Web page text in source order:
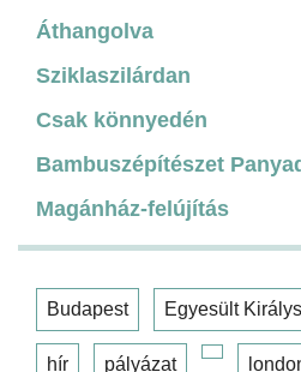
Áthangolva
Sziklaszilárdan
Csak könnyedén
Bambuszépítészet
Magánház-felújítás
Budapest Egyesült
hír pályázat